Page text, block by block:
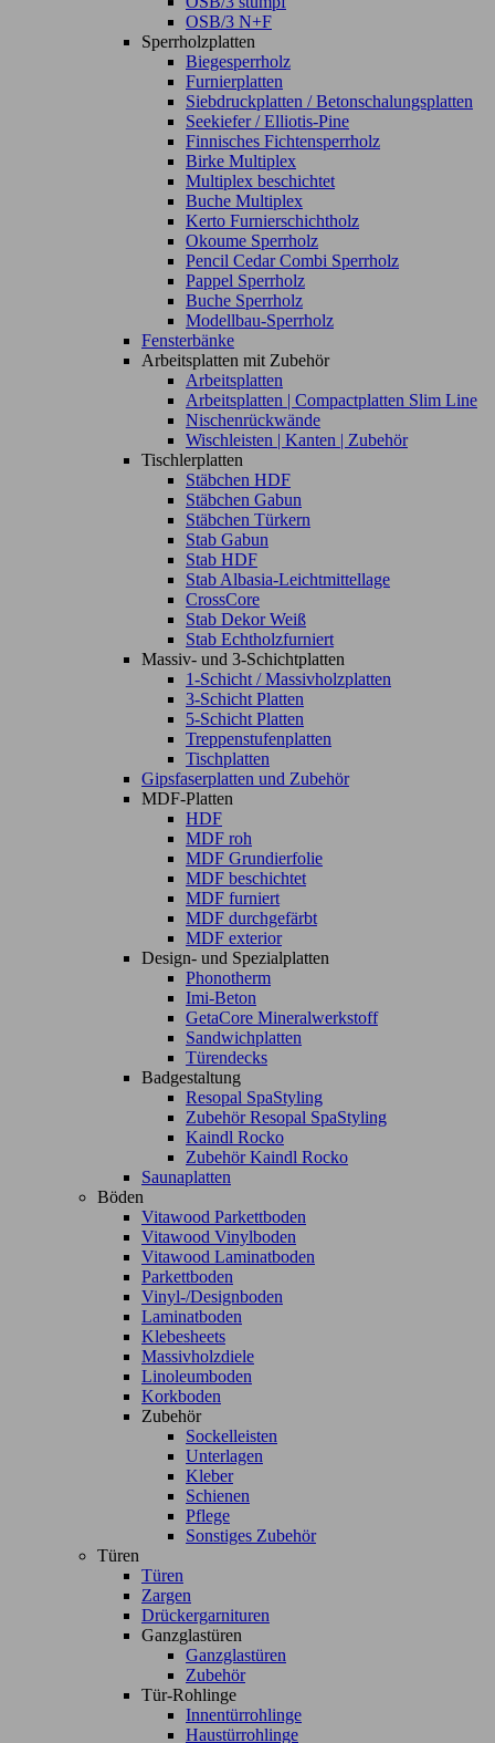
OSB/3 N+F
Sperrholzplatten
Biegesperrholz
Furnierplatten
Siebdruckplatten / Betonschalungsplatten
Seekiefer / Elliotis-Pine
Finnisches Fichtensperrholz
Birke Multiplex
Multiplex beschichtet
Buche Multiplex
Kerto Furnierschichtholz
Okoume Sperrholz
Pencil Cedar Combi Sperrholz
Pappel Sperrholz
Buche Sperrholz
Modellbau-Sperrholz
Fensterbänke
Arbeitsplatten mit Zubehör
Arbeitsplatten
Arbeitsplatten | Compactplatten Slim Line
Nischenrückwände
Wischleisten | Kanten | Zubehör
Tischlerplatten
Stäbchen HDF
Stäbchen Gabun
Stäbchen Türkern
Stab Gabun
Stab HDF
Stab Albasia-Leichtmittellage
CrossCore
Stab Dekor Weiß
Stab Echtholzfurniert
Massiv- und 3-Schichtplatten
1-Schicht / Massivholzplatten
3-Schicht Platten
5-Schicht Platten
Treppenstufenplatten
Tischplatten
Gipsfaserplatten und Zubehör
MDF-Platten
HDF
MDF roh
MDF Grundierfolie
MDF beschichtet
MDF furniert
MDF durchgefärbt
MDF exterior
Design- und Spezialplatten
Phonotherm
Imi-Beton
GetaCore Mineralwerkstoff
Sandwichplatten
Türendecks
Badgestaltung
Resopal SpaStyling
Zubehör Resopal SpaStyling
Kaindl Rocko
Zubehör Kaindl Rocko
Saunaplatten
Böden
Vitawood Parkettboden
Vitawood Vinylboden
Vitawood Laminatboden
Parkettboden
Vinyl-/Designboden
Laminatboden
Klebesheets
Massivholzdiele
Linoleumboden
Korkboden
Zubehör
Sockelleisten
Unterlagen
Kleber
Schienen
Pflege
Sonstiges Zubehör
Türen
Türen
Zargen
Drückergarnituren
Ganzglastüren
Ganzglastüren
Zubehör
Tür-Rohlinge
Innentürrohlinge
Haustürrohlinge